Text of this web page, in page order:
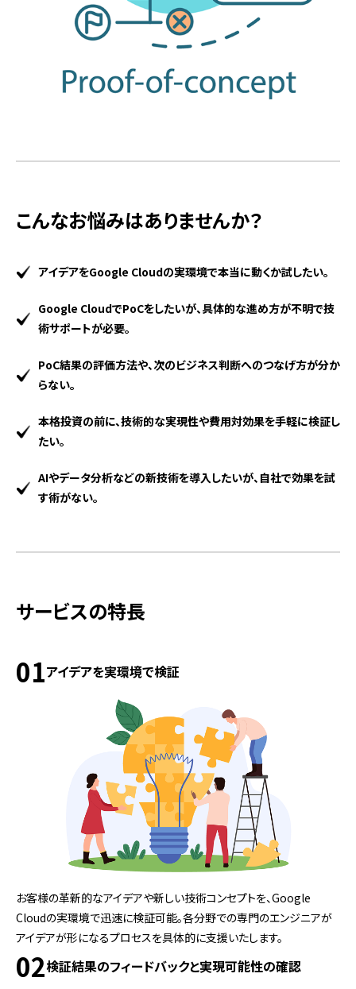
こんなお悩みはありませんか？
アイデアをGoogle Cloudの実環境で本当に動くか試したい。
Google CloudでPoCをしたいが、具体的な進め方が不明で技
術サポートが必要。
PoC結果の評価方法や、次のビジネス判断へのつなげ方が分か
らない。
本格投資の前に、技術的な実現性や費用対効果を手軽に検証し
たい。
AIやデータ分析などの新技術を導入したいが、自社で効果を試
す術がない。
サービスの特長
01アイデアを実環境で検証
お客様の革新的なアイデアや新しい技術コンセプトを、Google
Cloudの実環境で迅速に検証可能。各分野での専門のエンジニアが
アイデアが形になるプロセスを具体的に支援いたします。
02検証結果のフィードバックと実現可能性の確認